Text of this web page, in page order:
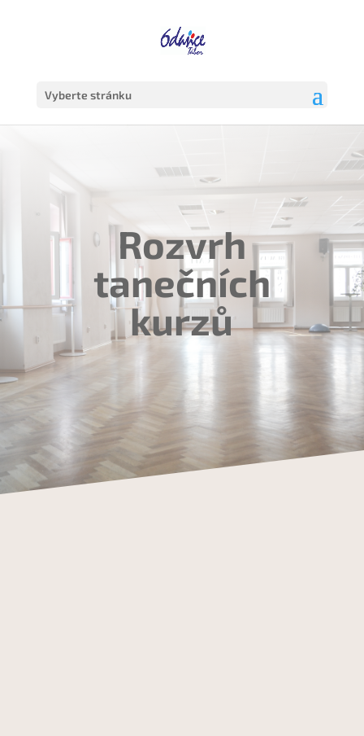
Vyberte stránku
Rozvrh
tanečních
kurzů